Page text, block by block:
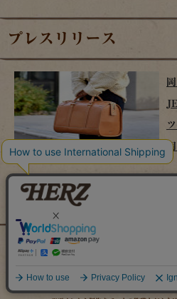
プレスリリース
時を経てこそ解る味わいがある。使い込